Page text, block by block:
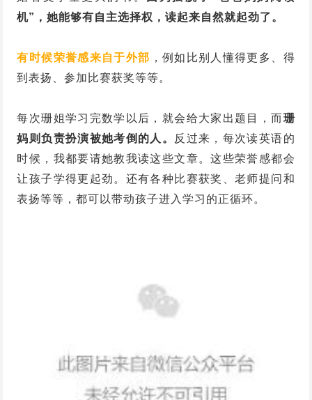
机”，她能够有自主选择权，读起来自然就起劲了。
有时候荣誉感来自于外部 ，例如比别人懂得更多、得
到表扬、参加比赛获奖等等。
每次珊姐学习完数学以后，就会给大家出题目，而珊
妈则负责扮演被她考倒的人。
反过来，每次读英语的
时候，我都要请她教我读这些文章。这些荣誉感都会
让孩子学得更起劲。还有各种比赛获奖、老师提问和
表扬等等，都可以带动孩子进入学习的正循环。